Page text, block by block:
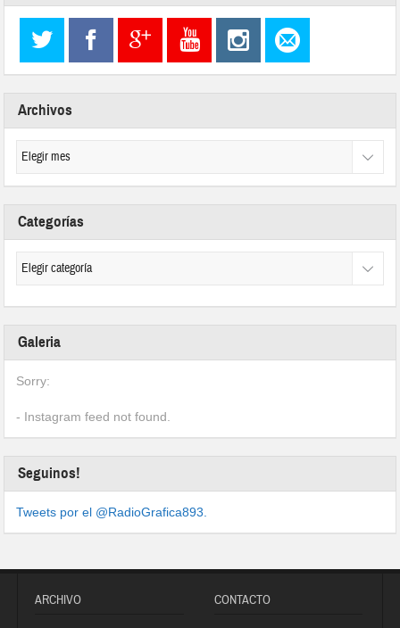
Archivos
Categorías
Galeria
Sorry:
- Instagram feed not found.
Seguinos!
Tweets por el @RadioGrafica893.
ARCHIVO CONTACTO